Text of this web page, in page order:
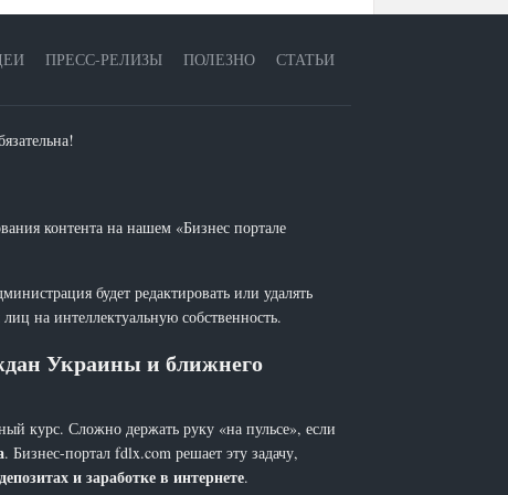
ПРЕСС-РЕЛИЗЫ ПОЛЕЗНО СТАТЬИ
контента на нашем «Бизнес портале
будет редактировать или удалять
на интеллектуальную собственность.
Украины и ближнего
курс. Сложно держать руку «на пульсе», если
. Бизнес-портал fdlx.com решает эту задачу,
и заработке в интернете.